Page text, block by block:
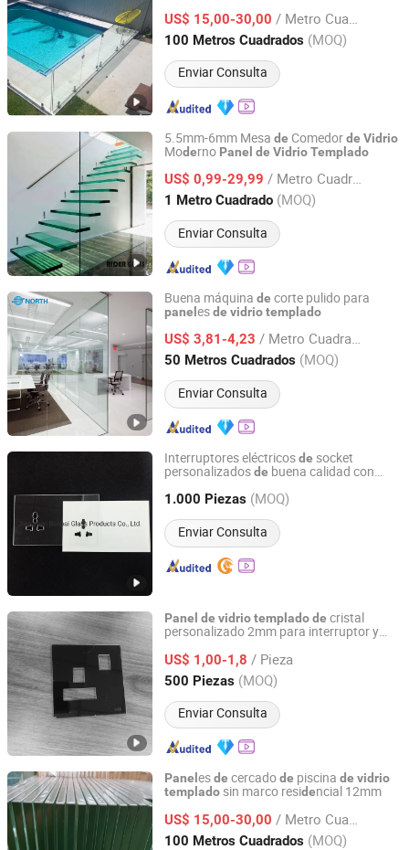
US$ 15,00-30,00 / Metro Cuadrado
100 Metros Cuadrados (MOQ)
Enviar Consulta
Shandong, China Desde 2021
5.5mm-6mm Mesa de Comedorde Vidrio
Moderno Panel de VidrioTemplado
US$ 0,99-29,99 / Metro Cuadrado
1 Metro Cuadrado (MOQ)
Enviar Consulta
Rider Glass Co., Ltd.
Shandong, China Desde 2009
Buena máquina de corte pulido para
panel esde vidriotemplado
US$ 3,81-4,23 / Metro Cuadrado
50 Metros Cuadrados (MOQ)
Enviar Consulta
Beijing Bright View Windows and Glass Co., Ltd.
Beijing, China Desde 2009
Interruptores eléctricosde socket
personalizadosde buena calidad con
1.000 Piezas (MOQ)
Enviar Consulta
Jiangmen Bolipai Glass Products Co., Ltd.
Guangdong, China Desde 2013
Panel de vidriotempladode cristal
personalizado 2mm para interruptor y
US$ 1,00-1,8 / Pieza
500 Piezas (MOQ)
Enviar Consulta
DONGGUAN SAIDA GLASS CO.,LTD
Guangdong, China Desde 2018
Panel esde cercadode piscina de vidrio
templadosin marco residencial 12mm
US$ 15,00-30,00 / Metro Cuadrado
100 Metros Cuadrados (MOQ)
QINGDAO ROCKY GROUP CO., LTD
Shandong, China Desde 2021